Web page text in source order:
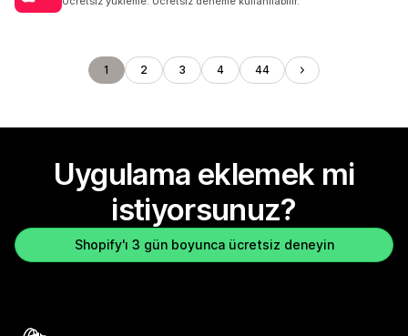
1 2 3 4 44
Uygulama eklemek mi
istiyorsunuz?
Shopify'ı 3 gün boyunca ücretsiz deneyin